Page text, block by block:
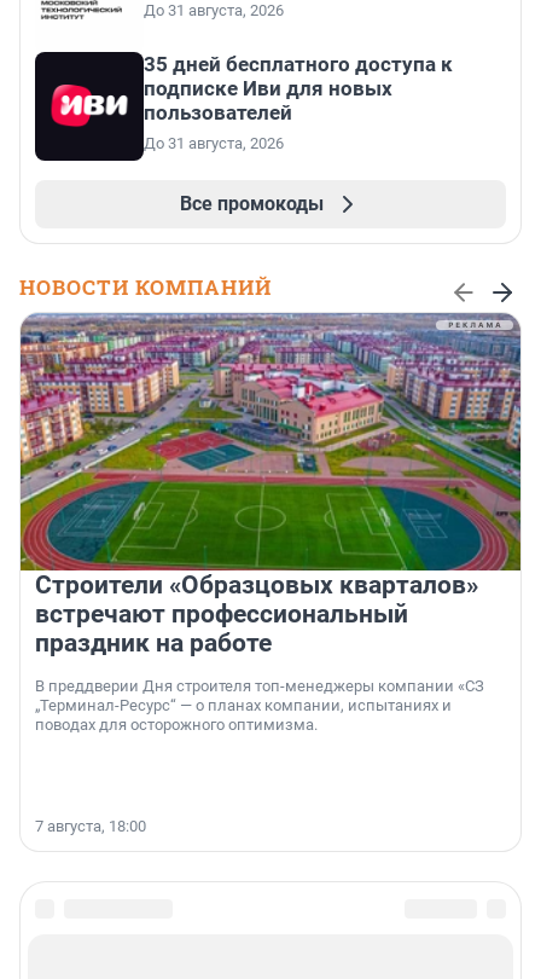
До 31 августа, 2026
35 дней бесплатного доступа к
подписке Иви для новых
пользователей
До 31 августа, 2026
Все промокоды
НОВОСТИ КОМПАНИЙ
Строители «Образцовых кварталов»
встречают профессиональный
праздник на работе
В преддверии Дня строителя топ-менеджеры компании «СЗ
„Терминал-Ресурс“ — о планах компании, испытаниях и
поводах для осторожного оптимизма.
7 августа, 18:00